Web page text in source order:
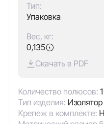
Тип:
Упаковка
Вес, кг:
0,135
Скачать в PDF
Количество полюсов: 1
Тип изделия:
Крепеж в комплекте: